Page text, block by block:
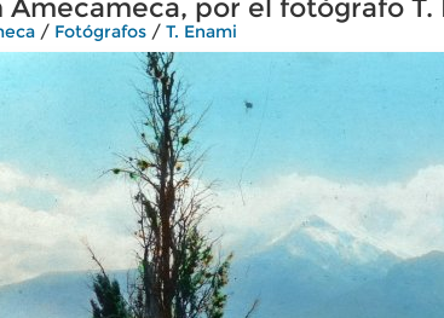
por el fotógrafo T.
/ Fotógrafos / T. Enami